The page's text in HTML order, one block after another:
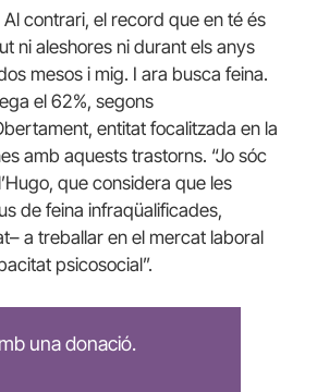
contrari, el record que en té és
ni aleshores ni durant els anys
mesos i mig. I ara busca feina.
el 62%, segons
entitat focalitzada en la
amb aquests trastorns. “Jo sóc
que considera que les
de feina infraqüalificades,
a treballar en el mercat laboral
psicosocial”.
una donació.